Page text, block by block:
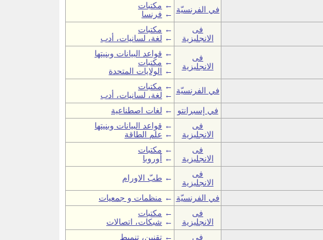
← مكتبات
← فرنسا
في الفرنسيّة
← مكتبات
← لغة، لسانيات، أدب
فى
الانجليزية
← قواعد البيانات وبنيتها
← مكتبات
←
الولايات المتحدة
فى
الانجليزية
← مكتبات
← لغة، لسانيات، أدب
في الفرنسيّة
← لغات اصطناعية في إسبرانتو
← قواعد البيانات وبنيتها
← علم الطاقة
فى
الانجليزية
← مكتبات
←
أوروبا
فى
الانجليزية
← طبّ الاورام
فى
الانجليزية
← منظمات و جمعيات في الفرنسيّة
← مكتبات
← شبكات، اتصالات
فى
الانجليزية
← تقنين، تنميط فى